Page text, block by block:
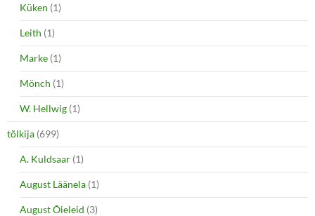
Küken (1)
Leith (1)
Marke (1)
Mönch (1)
W. Hellwig (1)
tõlkija (699)
A. Kuldsaar (1)
August Läänela (1)
August Õieleid (3)